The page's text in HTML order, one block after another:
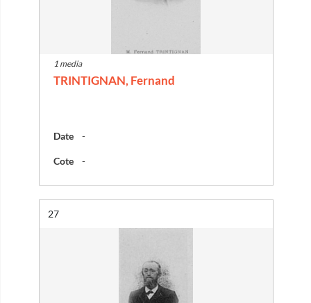
1 media
TRINTIGNAN, Fernand
Date -
Cote -
Résultat n°
27